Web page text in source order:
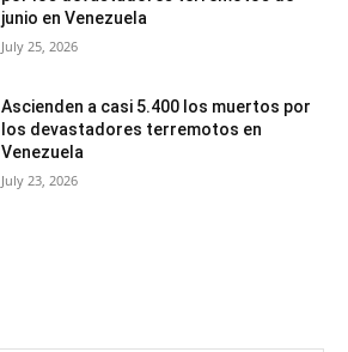
junio en Venezuela
July 25, 2026
Ascienden a casi 5.400 los muertos por
los devastadores terremotos en
Venezuela
July 23, 2026